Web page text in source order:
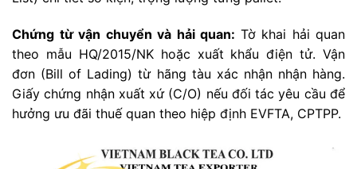
Chứng từ vận chuyển và hải quan: Tờ khai hải quan
theo mẫu HQ/2015/NK hoặc xuất khẩu điện tử. Vận
đơn (Bill of Lading) từ hãng tàu xác nhận nhận hàng.
Giấy chứng nhận xuất xứ (C/O) nếu đối tác yêu cầu để
hưởng ưu đãi thuế quan theo hiệp định EVFTA, CPTPP.